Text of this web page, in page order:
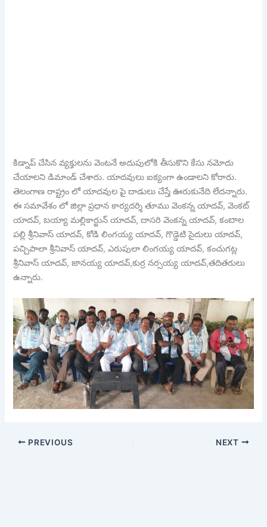
కిడ్నాప్ చేసిన వ్యక్తులను వెంటనే అదుపులోకి తీసుకొని కేసు నమోదు
చేయాలని డిమాండ్ చేశారు. యాదవులు ఐక్యంగా ఉండాలని కోరారు.
తెలంగాణ రాష్ట్రం లో యాదవుల పై దాడులు చేస్తే ఊరుకునేది లేదన్నారు.
ఈ సమావేశం లో జిల్లా ప్రధాన కార్యదర్శి తూము వెంకన్న యాదవ్, వెంకట్
యాదవ్, బయ్యా మల్లికార్జున్ యాదవ్, దాసరి వెంకన్న యాదవ్, కంబాల
పల్లి శ్రీనివాస్ యాదవ్, కోడి లింగయ్య యాదవ్, గొడ్డెటి సైదులు యాదవ్,
పచ్చిపాలా శ్రీనివాస్ యాదవ్, ఎరుపులా లింగయ్య యాదవ్, కంచుగట్ల
శ్రీనివాస్ యాదవ్, జానయ్య యాదవ్,కుర్ర నర్సయ్య యాదవ్,తదితరులు
ఉన్నారు.
PREVIOUS NEXT